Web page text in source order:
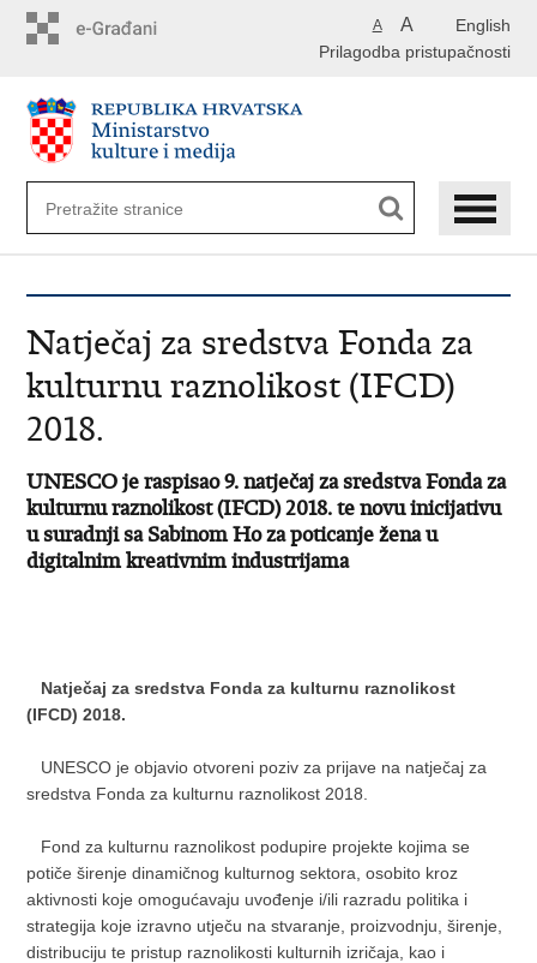
English
A A
Prilagodba pristupačnosti
Natječaj za sredstva Fonda za
kulturnu raznolikost (IFCD)
2018.
­­­­UNESCO je raspisao 9. natječaj za sredstva Fonda za
kulturnu raznolikost (IFCD) 2018. te novu inicijativu
u suradnji sa Sabinom Ho za poticanje žena u
digitalnim kreativnim industrijama
Natječaj za sredstva Fonda za kulturnu raznolikost
(IFCD) 2018.
UNESCO je objavio otvoreni poziv za prijave na natječaj za
sredstva Fonda za kulturnu raznolikost 2018.
Fond za kulturnu raznolikost podupire projekte kojima se
potiče širenje dinamičnog kulturnog sektora, osobito kroz
aktivnosti koje omogućavaju uvođenje i/ili razradu politika i
strategija koje izravno utječu na stvaranje, proizvodnju, širenje,
distribuciju te pristup raznolikosti kulturnih izričaja, kao i